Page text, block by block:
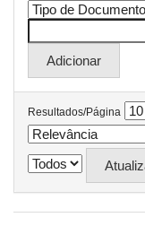
Resultados/Página